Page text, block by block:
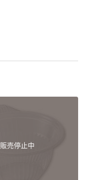
販売停止中